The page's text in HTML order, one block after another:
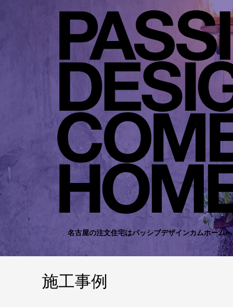
名古屋の注文住宅はパッシブデザインカムホームへ
施工事例